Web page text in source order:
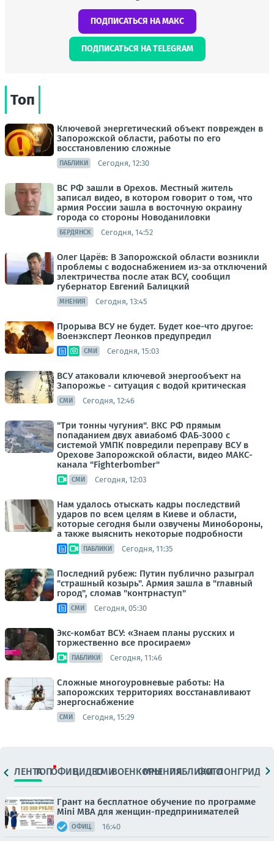
ПОДПИСАТЬСЯ НА МАКС
ПОДПИСАТЬСЯ НА TELEGRAM
Топ
Ключевой энергетический объект поврежден в
Запорожской области, работы по его
восстановлению сложные
ПАБЛИКИ Сегодня, 12:30
ВС РФ зашли в Орехов. Местный житель
записал видео, в котором говорит о том, что
армия России зашла в восточную окраину
города со стороны Новоданиловки
БЕРДЯНСК Сегодня, 14:52
Олег Царёв: В Запорожской области возникли
проблемы с водоснабжением из-за отключений
электричества после атак ВСУ, сообщил
губернатор Евгений Балицкий
МНЕНИЯ Сегодня, 13:45
Прорыва ВСУ не будет. Будет кое-что другое:
Военэксперт Леонков предупредил
СМИ Сегодня, 15:03
ВСУ атаковали ключевой энергообъект на
Запорожье - ситуация с водой критическая
СМИ Сегодня, 12:46
"Три тонны чугуния". ВКС РФ прямым
попаданием двух авиабомб ФАБ-3000 с
системой УМПК повредили переправу ВСУ в
Орехове Запорожской области, видео МАКС-
канала "Fighterbomber"
СМИ Сегодня, 12:03
Нам удалось отыскать кадры последствий
ударов по всем целям в Киеве и области,
которые сегодня были озвучены Минобороны,
а также выяснить некоторые подробности
ПАБЛИКИ Сегодня, 11:35
Последний рубеж: Путин публично разыграл
"страшный козырь". Армия зашла в "главный
город", сломав "контрнаступ"
СМИ Сегодня, 05:30
Экс-комбат ВСУ: «Знаем планы русских и
торжественно все просираем»
ПАБЛИКИ Сегодня, 11:46
Сложные многоуровневые работы: На
запорожских территориях восстанавливают
энергоснабжение
СМИ Сегодня, 15:29
ЛЕНТАТОПОФИЦ.ВИДЕОСМИВОЕНКОРЫМНЕНИЯПАБЛИКИ
ФОТОЛОНГРИДЫ
Грант на бесплатное обучение по программе
Mini MBA для женщин-предпринимателей
ОФИЦ. 16:40